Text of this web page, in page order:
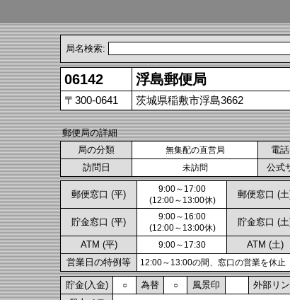
局名検索:
06142 浮島郵便局
〒300-0641 茨城県稲敷市浮島3662
郵便局の詳細
局の分類
無集配の直営局 電
訪問日 未訪問 公式
郵便窓口 (平)
9:00～17:00
(12:00～13:00休)
郵便窓口 (
貯金窓口 (平)
9:00～16:00
(12:00～13:00休)
貯金窓口 (
ATM (平) 9:00～17:30 ATM (土)
営業日の特例等 12:00～13:00の間、窓口の営業を休止
貯金(入金) ○ 為替 ○ 風景印 外部リ